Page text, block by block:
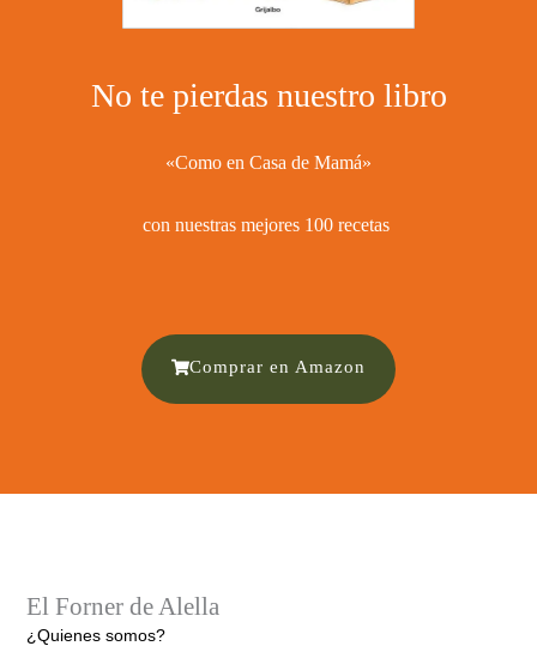
No te pierdas nuestro libro
«Como en Casa de Mamá»
con nuestras mejores 100 recetas ​
Comprar en Amazon
El Forner de Alella
¿Quienes somos?